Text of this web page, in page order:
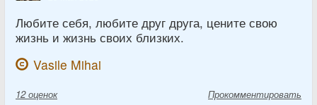
Любите себя, любите друг друга, цените свою
жизнь и жизнь своих близких.
Vasile Mihai
12 оценок Прокомментировать